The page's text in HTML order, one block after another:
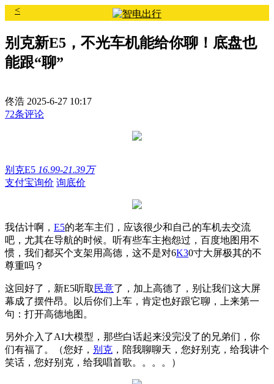
<
别克新E5，不光车机能给你聊！底盘也
能跟“聊”
佟浩 2025-6-27 10:17
72条评论
别克E5 16.99-21.39万
支付宝询价 询底价
我估计啊， E5的老车主们，应该很少和自己的车机去交流
吧，尤其在导航的时候。听有些车主抱怨过，百度地图用不
惯，我们都买个支架用高德，这不是对6K30寸大屏极其的不
尊重吗？
这回好了，新E5听取 民意了，加上高德了，别让我们这大屏
幕成了摆件昂。以后你们上车，肯定也好跟它聊，上来第一
句：打开高德地图。
另外介入了AI大模型，那些白话起来没完没了的兄弟们，你
们有福了。（您好， 别克 ，陪我聊聊天，您好别克，给我讲个
笑话，您好别克，给我唱首歌。。。。）